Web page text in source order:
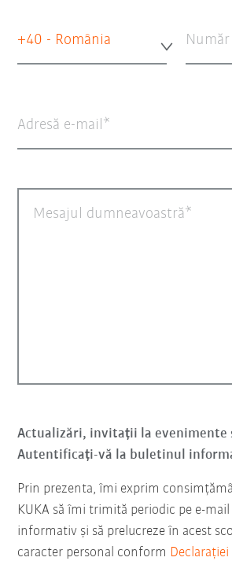
+40 - România
Adresă e-mail
Mesajul dumneavoastră
Actualizări, invitații la evenimente
Autentificați-vă la buletinul
Prin prezenta, îmi exprim
KUKA să îmi trimită periodic pe e-
informativ şi să prelucreze în acest
caracter personal conform Declarației